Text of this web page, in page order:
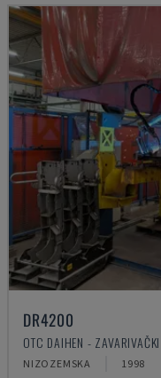
DR4200
OTC DAIHEN -
NIZOZEMSKA 1998